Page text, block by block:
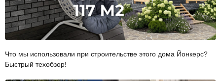
Что мы использовали при строительстве этого дома Йонкерс?
Быстрый техобзор!